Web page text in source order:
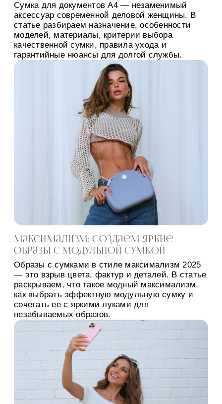
Сумка для документов A4 — незаменимый
аксессуар современной деловой женщины. В
статье разбираем назначение, особенности
моделей, материалы, критерии выбора
качественной сумки, правила ухода и
гарантийные нюансы для долгой службы.
Максимализм: создаем яркие
образы с модульной сумкой
Образы с сумками в стиле максимализм 2025
— это взрыв цвета, фактур и деталей. В статье
раскрываем, что такое модный максимализм,
как выбрать эффектную модульную сумку и
сочетать ее с яркими луками для
незабываемых образов.